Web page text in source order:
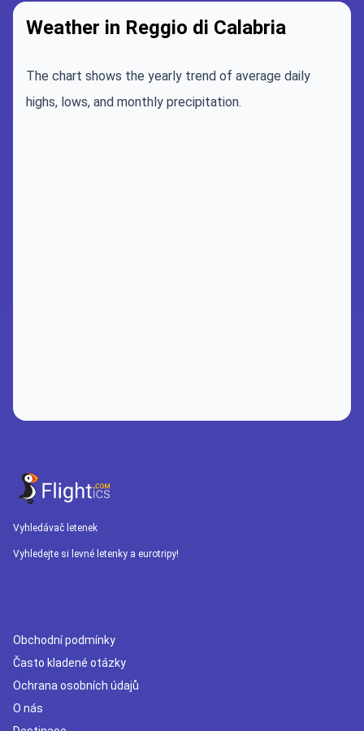
Weather in Reggio di Calabria
The chart shows the yearly trend of average daily
highs, lows, and monthly precipitation.
Vyhledávač letenek
Vyhledejte si levné letenky a eurotripy!
Obchodní podmínky
Často kladené otázky
Ochrana osobních údajů
O nás